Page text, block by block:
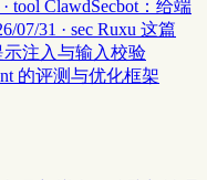
tool ClawdSecbot：给端
07/31 · sec Ruxu 这篇
注入与输入校验
的评测与优化框架